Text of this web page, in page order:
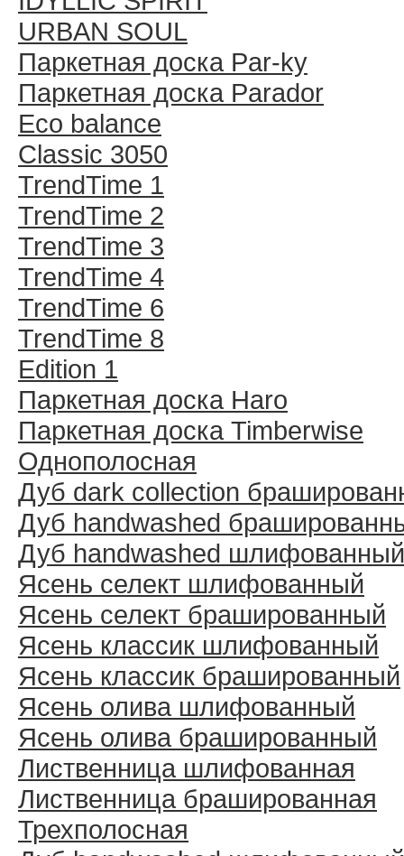
URBAN SOUL
Паркетная доска Par-ky
Паркетная доска Parador
Eco balance
Classic 3050
TrendTime 1
TrendTime 2
TrendTime 3
TrendTime 4
TrendTime 6
TrendTime 8
Edition 1
Паркетная доска Haro
Паркетная доска Timberwise
Однополосная
Дуб dark collection
Дуб handwashed
Дуб handwashed шлифованный
Ясень селект шлифованный
Ясень селект брашированный
Ясень классик шлифованный
Ясень классик брашированный
Ясень олива шлифованный
Ясень олива брашированный
Лиственница шлифованная
Лиственница брашированная
Трехполосная